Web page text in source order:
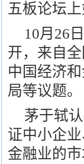
五板论坛上
10月26
开，来自
中国经济
局等议题。
茅于轼
证中小企
金融业的